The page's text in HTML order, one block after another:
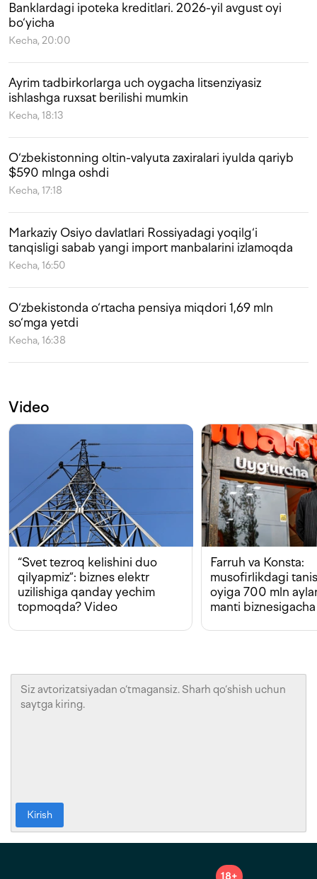
Banklardagi ipoteka kreditlari. 2026-yil avgust oyi
bo‘yicha
Kecha, 20:00
Ayrim tadbirkorlarga uch oygacha litsenziyasiz
ishlashga ruxsat berilishi mumkin
Kecha, 18:13
O‘zbekistonning oltin-valyuta zaxiralari iyulda qariyb
$590 mlnga oshdi
Kecha, 17:18
Markaziy Osiyo davlatlari Rossiyadagi yoqilg‘i
tanqisligi sabab yangi import manbalarini izlamoqda
Kecha, 16:50
O‘zbekistonda o‘rtacha pensiya miqdori 1,69 mln
so‘mga yetdi
Kecha, 16:38
Video
“Svet tezroq kelishini duo
qilyapmiz”: biznes elektr
uzilishiga qanday yechim
topmoqda? Video
Farruh va Konsta:
musofirlikdagi
oyiga 700 mln
manti biznesigacha
Kirish